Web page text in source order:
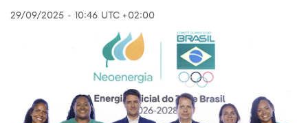
29/09/2025 - 10:46 UTC +02:00